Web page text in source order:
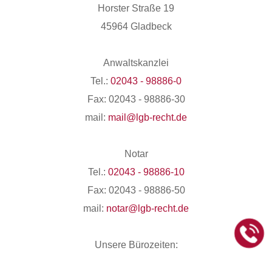
Horster Straße 19
45964 Gladbeck
Anwaltskanzlei
Tel.: 02043 - 98886-0
Fax: 02043 - 98886-30
mail: mail@lgb-recht.de
Notar
Tel.: 02043 - 98886-10
Fax: 02043 - 98886-50
mail: notar@lgb-recht.de
Unsere Bürozeiten: